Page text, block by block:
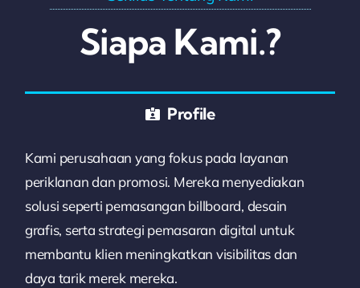
Siapa Kami.?
Profile
Kami perusahaan yang fokus pada layanan
periklanan dan promosi. Mereka menyediakan
solusi seperti pemasangan billboard, desain
grafis, serta strategi pemasaran digital untuk
membantu klien meningkatkan visibilitas dan
daya tarik merek mereka.